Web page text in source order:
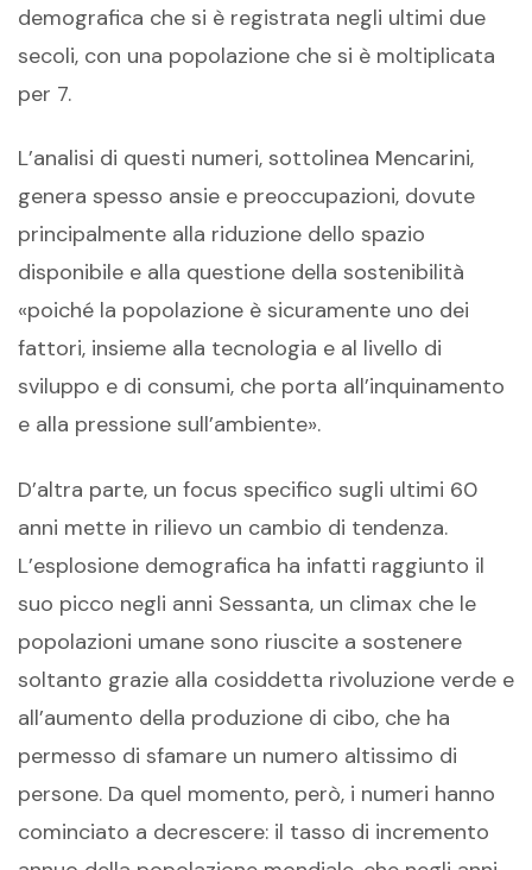
demografica che si è registrata negli ultimi due
secoli, con una popolazione che si è moltiplicata
per 7.
L’analisi di questi numeri, sottolinea Mencarini,
genera spesso ansie e preoccupazioni, dovute
principalmente alla riduzione dello spazio
disponibile e alla questione della sostenibilità
«poiché la popolazione è sicuramente uno dei
fattori, insieme alla tecnologia e al livello di
sviluppo e di consumi, che porta all’inquinamento
e alla pressione sull’ambiente».
D’altra parte, un focus specifico sugli ultimi 60
anni mette in rilievo un cambio di tendenza.
L’esplosione demografica ha infatti raggiunto il
suo picco negli anni Sessanta, un climax che le
popolazioni umane sono riuscite a sostenere
soltanto grazie alla cosiddetta rivoluzione verde e
all’aumento della produzione di cibo, che ha
permesso di sfamare un numero altissimo di
persone. Da quel momento, però, i numeri hanno
cominciato a decrescere: il tasso di incremento